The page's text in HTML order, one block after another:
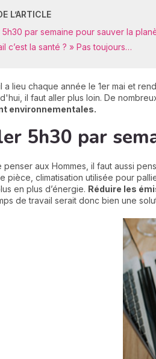
L’ARTICLE
5h30 par semaine pour sauver la
c’est la santé ? » Pas toujours…
a lieu chaque année le 1er mai et
il faut aller plus loin. De
environnementales.
5h30 par
penser aux Hommes, il faut aussi
pièce, climatisation utilisée pour
en plus d’énergie. Réduire les
de travail serait donc bien une